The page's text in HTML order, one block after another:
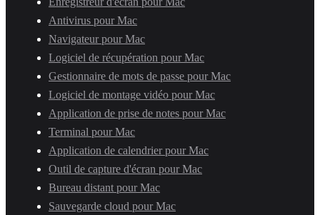
Antivirus pour Mac
Navigateur pour Mac
Logiciel de récupération pour Mac
Gestionnaire de mots de passe pour Mac
Logiciel de montage vidéo pour Mac
Application de prise de notes pour Mac
Terminal pour Mac
Application de calendrier pour Mac
Outil de capture d'écran pour Mac
Bureau distant pour Mac
Sauvegarde cloud pour Mac